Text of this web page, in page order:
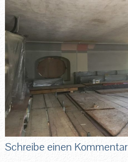
Schreibe einen Kommentar